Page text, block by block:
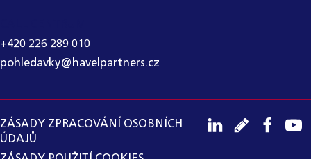
+420 226 289 010
pohledavky@havelpartners.cz
ZÁSADY ZPRACOVÁNÍ OSOBNÍCH
ÚDAJŮ